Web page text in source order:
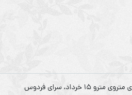
خرداد، سرای فردوس